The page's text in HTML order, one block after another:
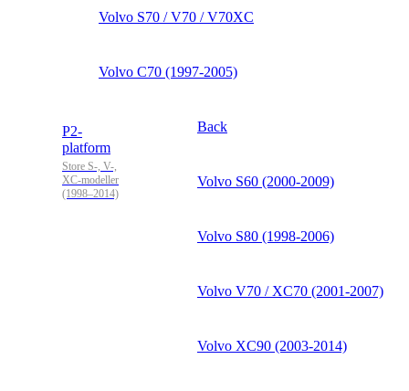
Volvo S70 / V70 / V70XC
Volvo C70 (1997-2005)
P2-
platform
Store S-, V-,
XC-modeller
(1998–2014)
Back
Volvo S60 (2000-2009)
Volvo S80 (1998-2006)
Volvo V70 / XC70 (2001-2007)
Volvo XC90 (2003-2014)